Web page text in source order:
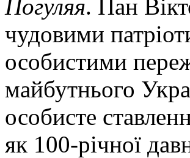
Погуляя. Пан
чудовими
особистими
майбутнього
особисте
як 100-річної